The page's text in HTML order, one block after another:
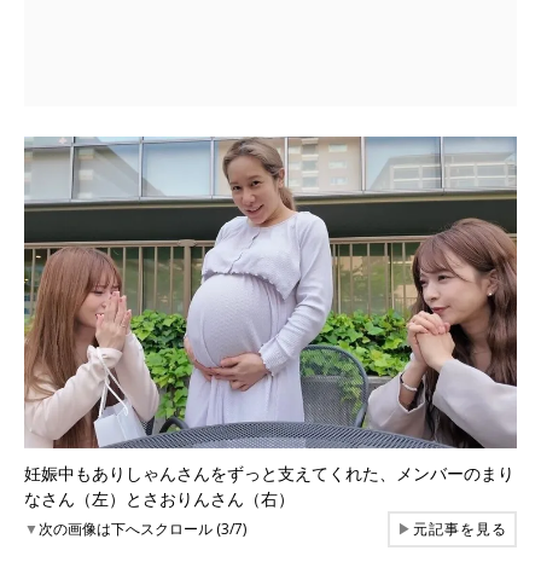
妊娠中もありしゃんさんをずっと支えてくれた、メンバーのまり
なさん（左）とさおりんさん（右）
▼次の画像は下へスクロール (3/7) ▶元記事を見る